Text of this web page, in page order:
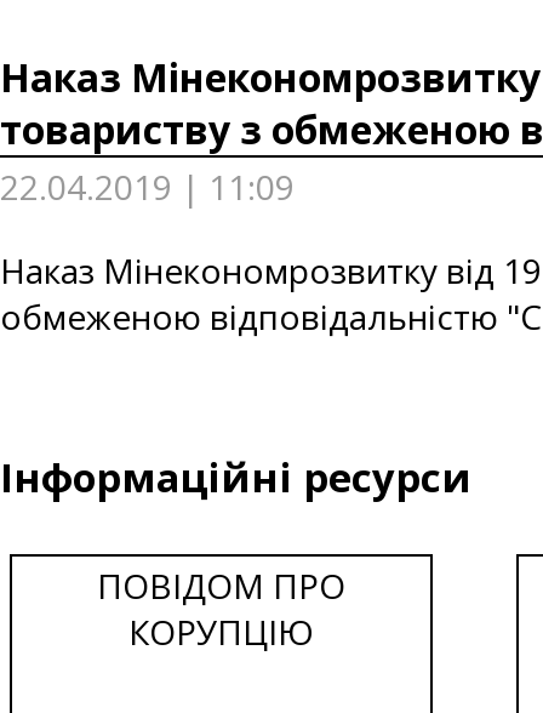
Наказ Мінекономрозвитку
товариству з обмеженою
22.04.2019 | 11:09
Наказ Мінекономрозвитку від
обмеженою відповідальністю
Інформаційні ресурси
ПОВІДОМ ПРО
КОРУПЦІЮ